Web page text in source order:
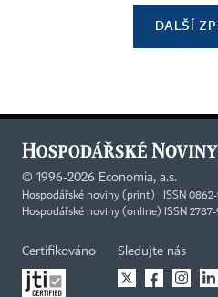
DALŠÍ
© 1996-2026 Economia, a.s.
Hospodářské noviny (print) ISSN
Hospodářské noviny (online) ISSN 2787-
Certifikováno Sledujte nás